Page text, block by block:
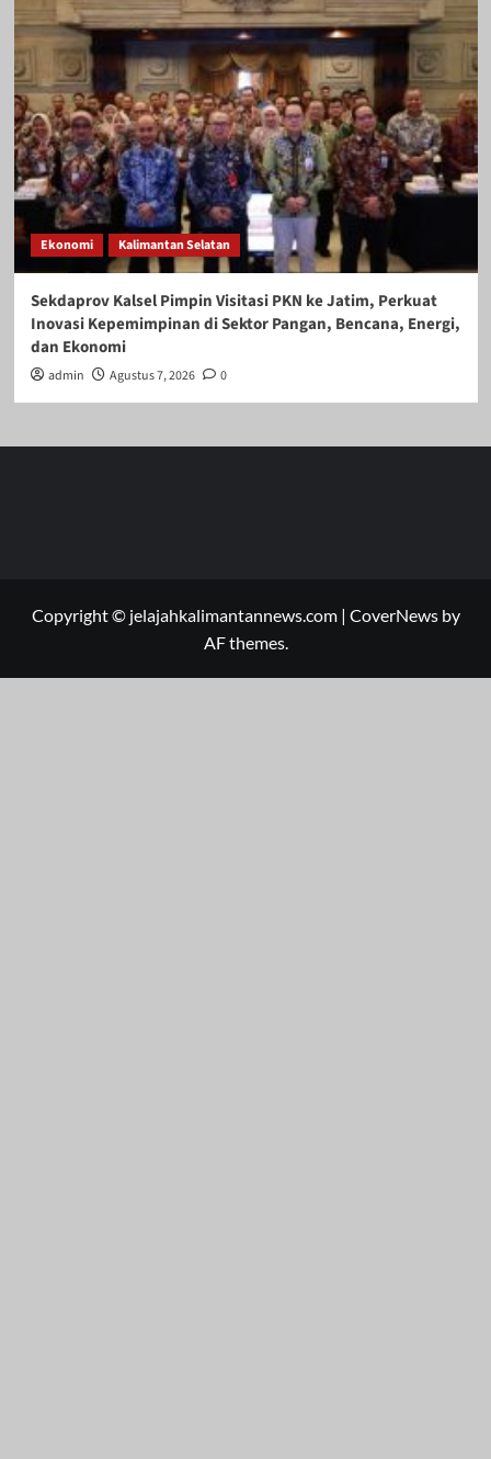
Ekonomi Kalimantan Selatan
Sekdaprov Kalsel Pimpin Visitasi PKN ke Jatim, Perkuat
Inovasi Kepemimpinan di Sektor Pangan, Bencana, Energi,
dan Ekonomi
admin Agustus 7, 2026 0
Copyright © jelajahkalimantannews.com | CoverNewsby
AF themes.